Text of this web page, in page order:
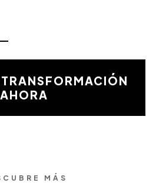
AHORA
MÁS